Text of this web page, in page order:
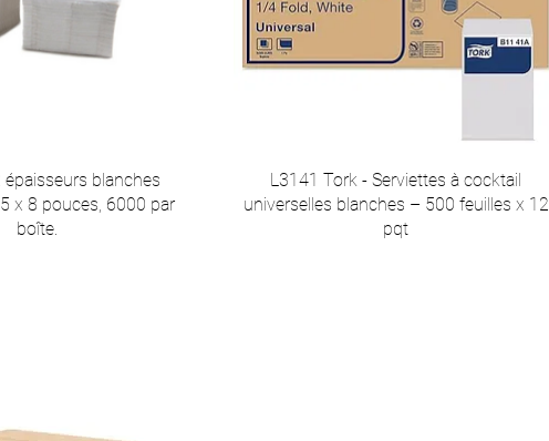
épaisseurs blanches
x 8 pouces, 6000 par
boîte.
L3141 Tork - Serviettes à cocktail
universelles blanches – 500 feuilles x 12
pqt